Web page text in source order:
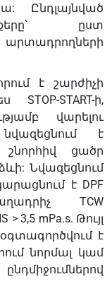
Ընդլայնված
ըստ
է շարժիչի
START-ի,
վարելու
է
շնորհիվ ցածր
Նվազեցնում
է DPF
TCW
3,5 mPa.s. Թույլ
է
նորմալ կամ